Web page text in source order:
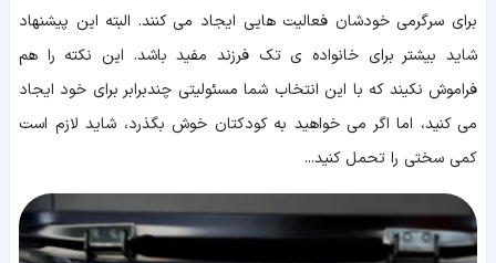
برای سرگرمی خودشان فعالیت هایی ایجاد می کنند. البته این پیشنهاد
شاید بیشتر برای خانواده ی تک فرزند مفید باشد. این نکته را هم
فراموش نکیند که با این انتخاب شما مسئولیتی چندبرابر برای خود ایجاد
می کنید، اما اگر می خواهید به کودکتان خوش بگذرد، شاید لازم است
کمی سختی را تحمل کنید...